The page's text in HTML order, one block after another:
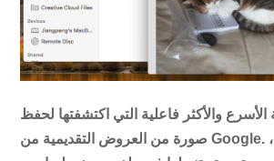
والأكثر فاعلية التي اكتشفتها لحفظ
صورة من العروض التقديمية من Google. بالإضافة إلى ذلك ،